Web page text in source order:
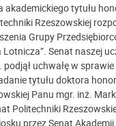
akademickiego tytułu
Rzeszowskiej
Grupy
Lotnicza”. Senat naszej
uchwałę w
tytułu doktora
Panu mgr. inż.
Politechniki
przez Senat